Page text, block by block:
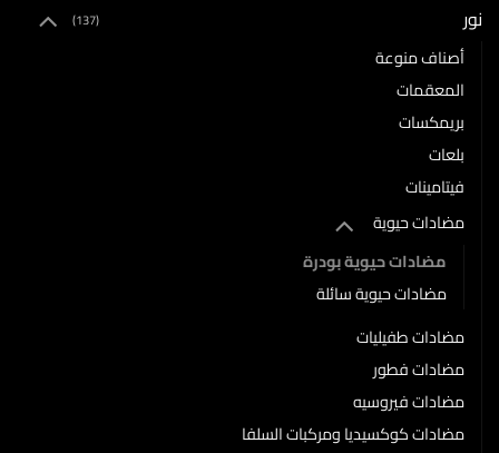
نور (137)
أصناف منوعة
المعقمات
بريمكسات
بلعات
فيتامينات
مضادات حيوية
مضادات حيوية بودرة
مضادات حيوية سائلة
مضادات طفيليات
مضادات فطور
مضادات فيروسيه
مضادات كوكسيديا ومركبات السلفا